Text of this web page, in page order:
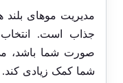
مدیریت موهای بلند
جذاب است.
صورت شما باشد،
شما کمک زیادی کند.